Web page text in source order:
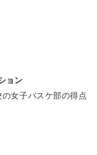
ョン
女子バスケ部の得点